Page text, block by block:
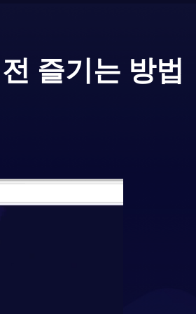
즐기는 방법